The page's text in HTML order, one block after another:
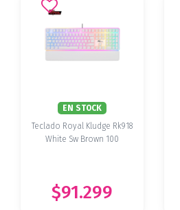
EN STOCK
Teclado Royal Kludge Rk918
White Sw Brown 100
$91.299